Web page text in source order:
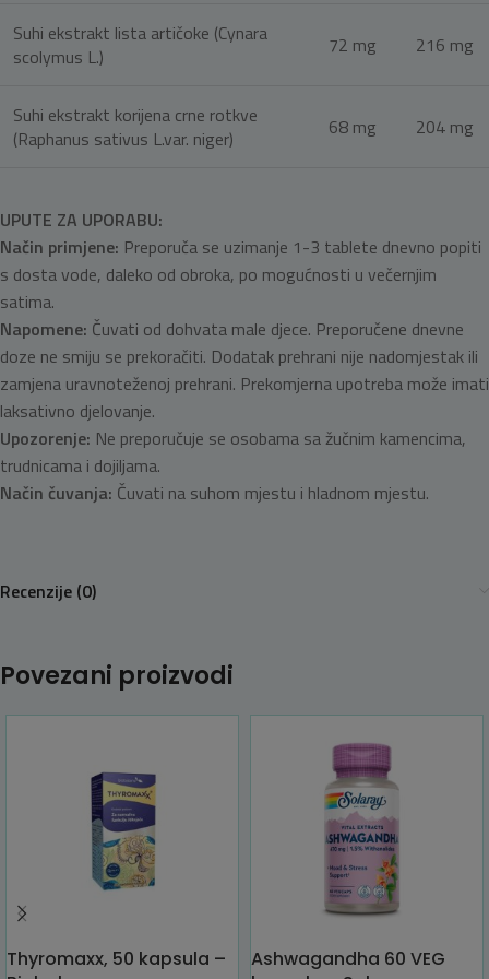
Suhi ekstrakt lista artičoke (Cynara
scolymus L.)
72 mg 216 mg
Suhi ekstrakt korijena crne rotkve
(Raphanus sativus L.var. niger)
68 mg 204 mg
UPUTE ZA UPORABU:
Način primjene: Preporuča se uzimanje 1-3 tablete dnevno popiti
s dosta vode, daleko od obroka, po mogućnosti u večernjim
satima.
Napomene: Čuvati od dohvata male djece. Preporučene dnevne
doze ne smiju se prekoračiti. Dodatak prehrani nije nadomjestak ili
zamjena uravnoteženoj prehrani. Prekomjerna upotreba može imati
laksativno djelovanje.
Upozorenje: Ne preporučuje se osobama sa žučnim kamencima,
trudnicama i dojiljama.
Način čuvanja: Čuvati na suhom mjestu i hladnom mjestu.
Recenzije (0)
Povezani proizvodi
Thyromaxx, 50 kapsula –
Ashwagandha 60 VEG